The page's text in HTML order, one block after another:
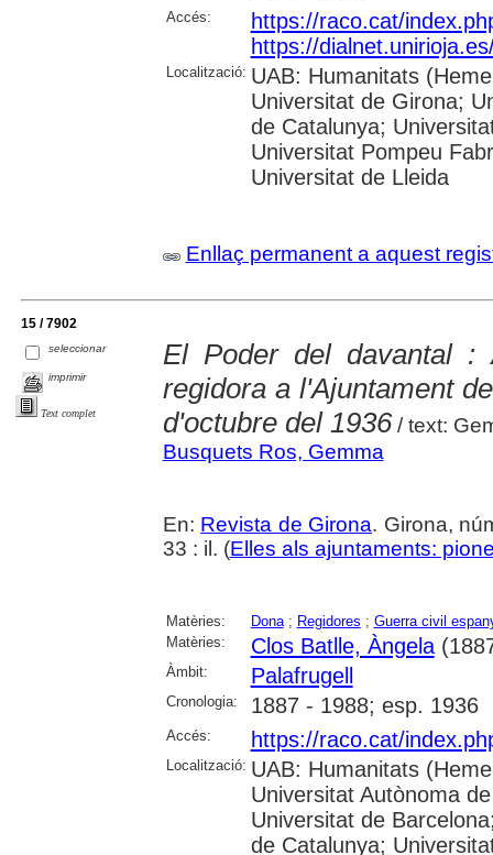
Accés:
https://raco.cat/
https://
Localització: UAB: Humanitats
Universitat de Girona;
de Catalunya;
Universitat Pompeu
Universitat de Lleida
Enllaç permanent a aquest
15 / 7902
seleccionar
imprimir
Text complet
El Poder del davantal :
regidora a l'Ajuntament
d'octubre del 1936/ text:
Busquets Ros, Gemma
En: Revista de Girona. Girona,
33 : il. (Elles als ajuntaments:
Matèries: Dona; Regidores ; Guerra civil
Matèries:
Clos Batlle, Àngela
Àmbit: Palafrugell
Cronologia: 1887 - 1988; esp. 1936
Accés: https://raco.cat/
Localització: UAB: Humanitats
Universitat Autònoma
Universitat de
de Catalunya;